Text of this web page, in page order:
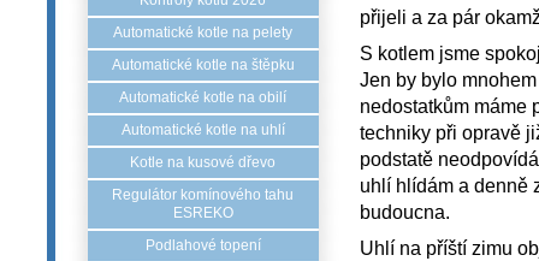
Automatické kotle na pelety
Automatické kotle na štěpku
Automatické kotle na obilí
Automatické kotle na uhlí
Kotle na kusové dřevo
Regulátor komínového tahu
ESREKO
Podlahové topení
přijeli a za pár
S kotlem jsme
Jen by bylo
nedostatkům máme
techniky při opravě
podstatě
uhlí hlídám a denně
budoucna.
Uhlí na příští zimu